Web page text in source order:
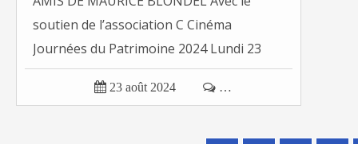
soutien de l’association C Cinéma
Journées du Patrimoine 2024 Lundi 23
septembre...
 23 août 2024  …